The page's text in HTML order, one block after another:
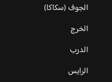
الجوف (سكاكا)
الخرج
الدرب
الرايس